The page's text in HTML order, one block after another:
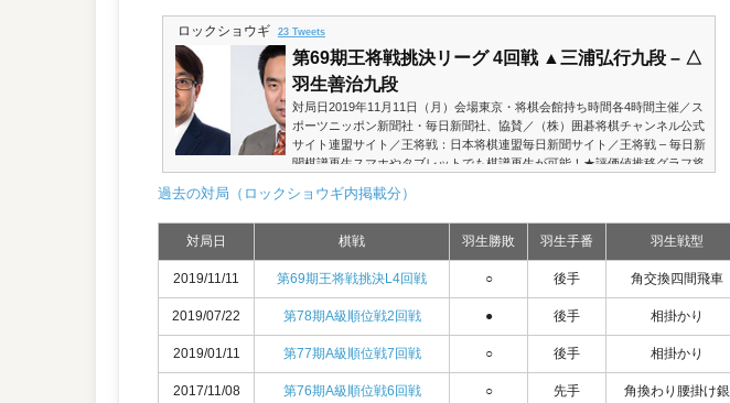
ロックショウギ 23 Tweets
第69期王将戦挑決リーグ 4回戦 ▲三浦弘行九段 – △
羽生善治九段
対局日2019年11月11日（月）会場東京・将棋会館持ち時間各4時間主催／ス
ポーツニッポン新聞社・毎日新聞社、協賛／（株）囲碁将棋チャンネル公式
サイト連盟サイト／王将戦：日本将棋連盟毎日新聞サイト／王将戦 – 毎日新
聞棋譜再生スマホやタブレットでも棋譜再生が可能！★評価値推移グラフ将
こ」の評価関数と定跡を、「やねうら王2017」で使用。数値は先手からみた
YouTube棋譜再生を...
過去の対局（ロックショウギ内掲載分）
対局日 棋戦 羽生勝敗 羽生手番 羽生戦型
2019/11/11 第69期王将戦挑決L4回戦 ○ 後手 角交換四間飛車
2019/07/22 第78期A級順位戦2回戦 ● 後手 相掛かり
2019/01/11 第77期A級順位戦7回戦 ○ 後手 相掛かり
2017/11/08 第76期A級順位戦6回戦 ○ 先手 角換わり腰掛け銀